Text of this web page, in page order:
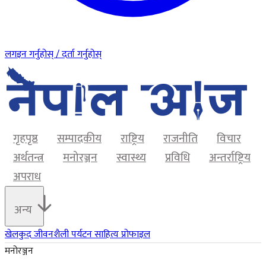
लगइन गर्नुहोस् / दर्ता गर्नुहोस्
गृहपृष्ठ सम्पादकीय राष्ट्रिय राजनीति
विचार
अर्थतन्त्र
मनोरञ्जन स्वास्थ्य प्रविधि
अन्तर्राष्ट्रिय
अपराध
अन्य
खेलकुदजीवनशैलीपर्यटनसाहित्यप्रोफाइल
मनोरञ्जन